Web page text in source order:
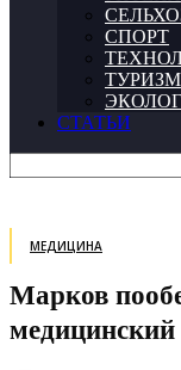
СПОРТ
ТУРИЗМ
СТАТЬИ
МЕДИЦИНА
Марков
медицинский